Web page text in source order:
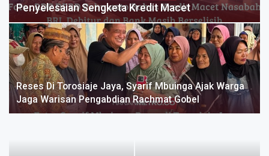
Penyelesaian Sengketa Kredit Macet
Reses Di Torosiaje Jaya, Syarif Mbuinga Ajak Warga
Jaga Warisan Pengabdian Rachmat Gobel